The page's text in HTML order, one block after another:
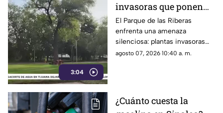
3:04
invasoras que ponen
en riesgo el Parque de
las Riberas en Culiacán
El Parque de las Riberas
enfrenta una amenaza
silenciosa: plantas invasoras
que desplazan especies
agosto 07, 2026 10:40 a. m.
¿Cuánto cuesta la